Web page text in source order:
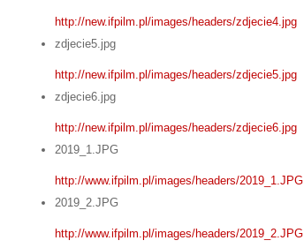
http://new.ifpilm.pl/images/headers/zdjecie4.jpg
zdjecie5.jpg
http://new.ifpilm.pl/images/headers/zdjecie5.jpg
zdjecie6.jpg
http://new.ifpilm.pl/images/headers/zdjecie6.jpg
2019_1.JPG
http://www.ifpilm.pl/images/headers/2019_1.JPG
2019_2.JPG
http://www.ifpilm.pl/images/headers/2019_2.JPG